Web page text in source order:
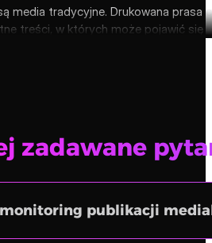
media tradycyjne. Drukowana prasa
treści, w których może pojawić
zadawane
publikacji